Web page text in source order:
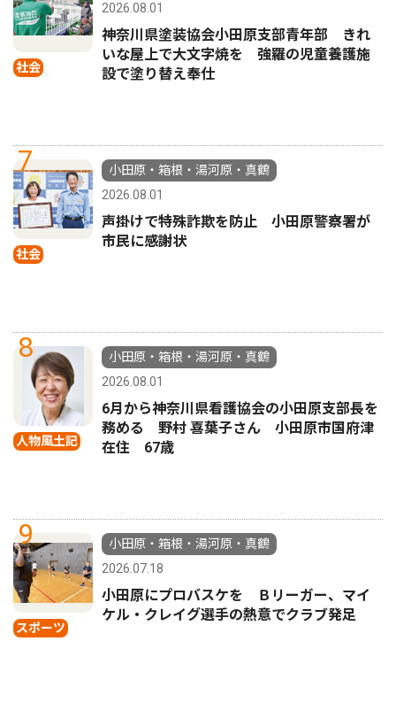
社会
2026.08.01
神奈川県塗装協会小田原支部青年部 きれ
いな屋上で大文字焼を 強羅の児童養護施
設で塗り替え奉仕
7
社会
小田原・箱根・湯河原・真鶴
2026.08.01
声掛けで特殊詐欺を防止 小田原警察署が
市民に感謝状
8
人物風土記
小田原・箱根・湯河原・真鶴
2026.08.01
6月から神奈川県看護協会の小田原支部長を
務める 野村 喜葉子さん 小田原市国府津
在住 67歳
9
スポーツ
小田原・箱根・湯河原・真鶴
2026.07.18
小田原にプロバスケを Ｂリーガー、マイ
ケル・クレイグ選手の熱意でクラブ発足